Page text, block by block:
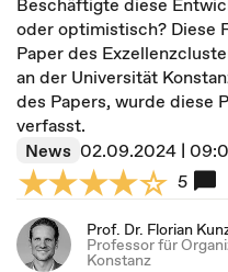
oder optimistisch? Diese
Paper des
an der Universität
des Papers, wurde diese
verfasst.
News 02.09.2024 |
5
Prof. Dr. Florian
Professor für
Konstanz